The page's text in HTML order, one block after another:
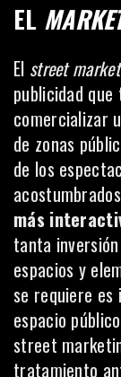
EL
El street
publicidad
comercializar
de zonas
de los
más
tanta
espacios y
se requiere es
espacio
street
tratamiento